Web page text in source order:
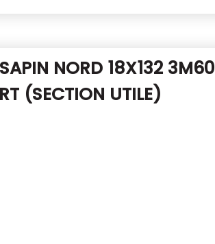
NORD 18X132 3M60
(SECTION UTILE)